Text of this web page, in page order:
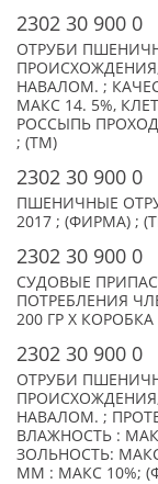
2302 30 900 0
ОТРУБИ
НАВАЛОМ. ;
МАКС 14. 5%,
РОССЫПЬ
; (TM)
2302 30 900 0
ПШЕНИЧНЫЕ
2017 ; (ФИРМА) ;
2302 30 900 0
СУДОВЫЕ
ПОТРЕБЛЕНИЯ
200 ГР X
2302 30 900 0
ОТРУБИ
НАВАЛОМ. ;
ВЛАЖНОСТЬ :
ЗОЛЬНОСТЬ:
ММ : МАКС 10%;